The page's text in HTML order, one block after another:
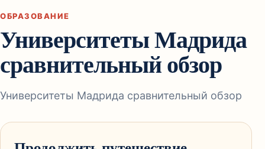
ОБРАЗОВАНИЕ
Университеты Мадрида
сравнительный обзор
Университеты Мадрида сравнительный обзор